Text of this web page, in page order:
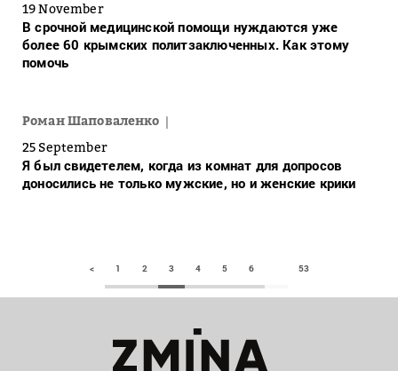
19 November
В срочной медицинской помощи нуждаются уже
более 60 крымских политзаключенных. Как этому
помочь
Роман Шаповаленко
25 September
Я был свидетелем, когда из комнат для допросов
доносились не только мужские, но и женские крики
< 1 2 3 4 5 6 53